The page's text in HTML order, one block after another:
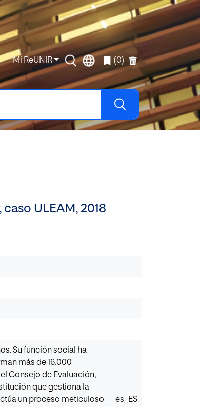
Mi ReUNIR (0)
ULEAM, 2018
Su función social ha
más de 16.000
Consejo de Evaluación,
que gestiona la
un proceso meticuloso
es_ES